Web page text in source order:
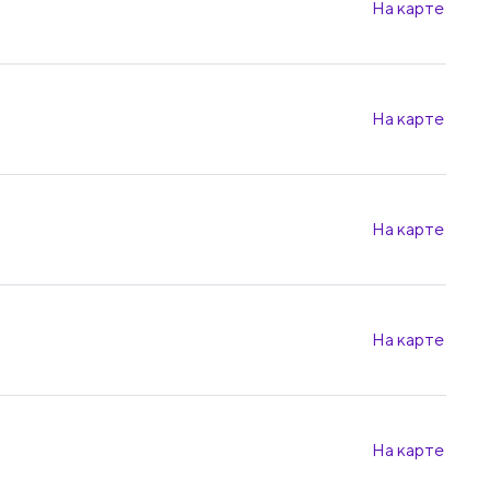
На карте
На карте
На карте
На карте
На карте